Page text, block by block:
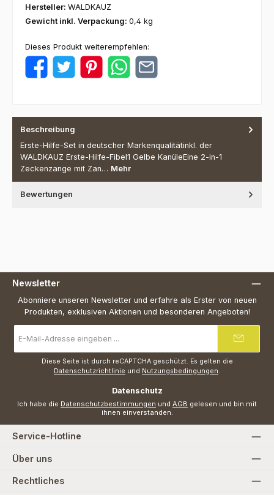
Hersteller: WALDKAUZ
Gewicht inkl. Verpackung: 0,4 kg
Dieses Produkt weiterempfehlen:
Beschreibung
Erste-Hilfe-Set in deutscher Markenqualitätinkl. der
WALDKAUZ Erste-Hilfe-Fibel1 Gelbe KanüleEine 2-in-1
Zeckenzange mit Zan… Mehr
Bewertungen
Newsletter
Abonniere unseren Newsletter und erfahre als Erster von neuen
Produkten, exklusiven Aktionen und besonderen Angeboten!
Mail-
Adresse
Diese Seite ist durch reCAPTCHA geschützt. Es gelten die
Datenschutzrichtlinie und Nutzungsbedingungen.
Datenschutz
Ich habe die Datenschutzbestimmungen und AGB gelesen und bin mit
ihnen einverstanden.
Service-Hotline
Über uns
Rechtliches